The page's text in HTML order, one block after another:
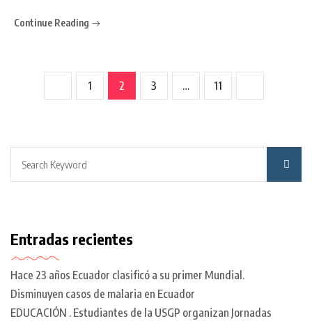
Continue Reading
1 2 3 … 11
Entradas recientes
Hace 23 años Ecuador clasificó a su primer Mundial.
Disminuyen casos de malaria en Ecuador
EDUCACIÓN . Estudiantes de la USGP organizan Jornadas